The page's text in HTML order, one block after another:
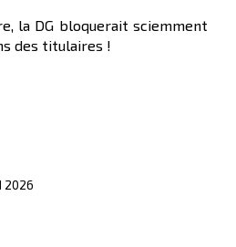
la DG bloquerait sciemment
des titulaires !
2026